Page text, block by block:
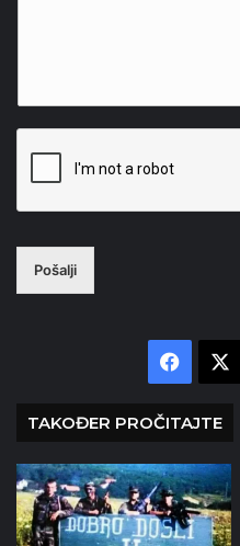
Pošalji
TAKOĐER PROČITAJTE